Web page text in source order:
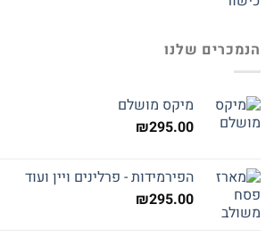
הנמכרים שלנו
מיקס מושלם
₪295.00
הפירמידות - פרלינים ויין ועוד
₪295.00